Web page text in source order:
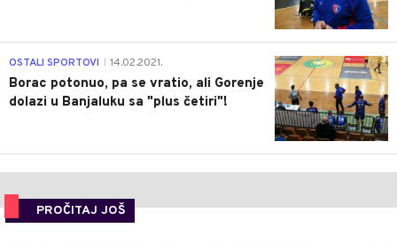
3
OSTALI SPORTOVI 14.02.2021.
Borac potonuo, pa se vratio, ali Gorenje
dolazi u Banjaluku sa "plus četiri"!
PROČITAJ JOŠ